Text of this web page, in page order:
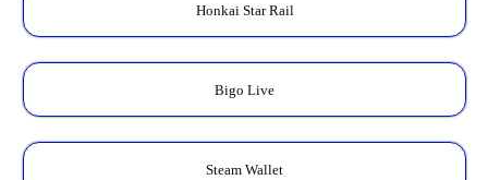
Honkai Star Rail
Bigo Live
Steam Wallet